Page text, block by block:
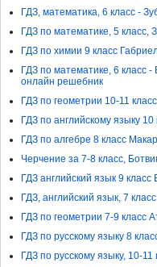
ГДЗ, математика, 6 класс -
ГДЗ по математике, 5 класс,
ГДЗ по химии 9 класс
ГДЗ по математике, 6 класс
онлайн решебник
ГДЗ по геометрии 10-11
ГДЗ по английскому языку
ГДЗ по алгебре 8 класс
Черчение за 7-8 класс,
ГДЗ английский язык 9
ГДЗ, английский язык, 7
ГДЗ по геометрии 7-9 класс
ГДЗ по русскому языку 8
ГДЗ по русскому языку, 10-11